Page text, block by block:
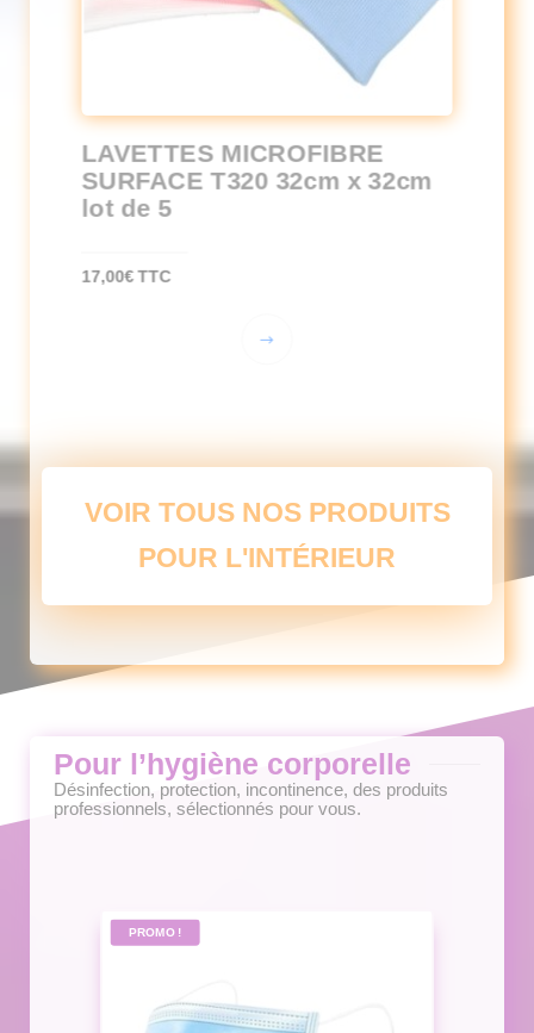
LAVETTES MICROFIBRE
SURFACE T320 32cm x 32cm
lot de 5
17,00€ TTC
Ce
options
être
page
VOIR TOUS NOS PRODUITS
POUR L'INTÉRIEUR
Pour l’hygiène corporelle
Désinfection, protection, incontinence, des produits
professionnels, sélectionnés pour vous.
PROMO !